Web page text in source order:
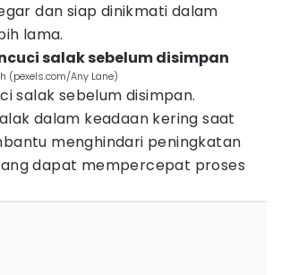
dan siap dinikmati dalam
lama.
salak sebelum disimpan
(pexels.com/Any Lane)
salak sebelum disimpan.
dalam keadaan kering saat
menghindari peningkatan
dapat mempercepat proses